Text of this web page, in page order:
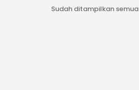
Sudah ditampilkan semua